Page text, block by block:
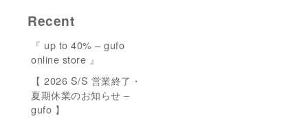
Recent
『 up to 40% – gufo
online store 』
【 2026 S/S 営業終了・
夏期休業のお知らせ –
gufo 】